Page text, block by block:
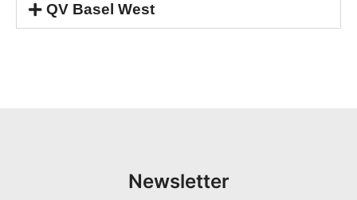
QV Basel West
Newsletter